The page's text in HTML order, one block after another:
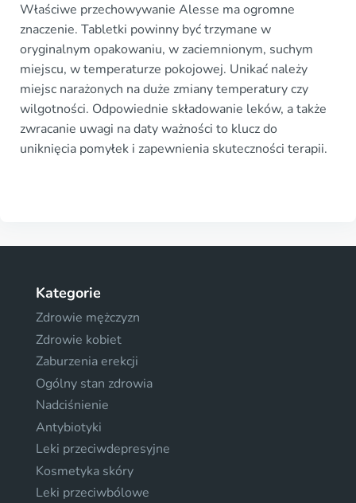
Właściwe przechowywanie Alesse ma ogromne
znaczenie. Tabletki powinny być trzymane w
oryginalnym opakowaniu, w zaciemnionym, suchym
miejscu, w temperaturze pokojowej. Unikać należy
miejsc narażonych na duże zmiany temperatury czy
wilgotności. Odpowiednie składowanie leków, a także
zwracanie uwagi na daty ważności to klucz do
uniknięcia pomyłek i zapewnienia skuteczności terapii.
Kategorie
Zdrowie mężczyzn
Zdrowie kobiet
Zaburzenia erekcji
Ogólny stan zdrowia
Nadciśnienie
Antybiotyki
Leki przeciwdepresyjne
Kosmetyka skóry
Leki przeciwbólowe